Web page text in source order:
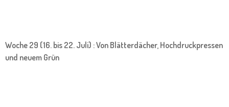
Woche 29 (16. bis 22. Juli) : Von Blätterdächer, Hochdruckpressen
und neuem Grün